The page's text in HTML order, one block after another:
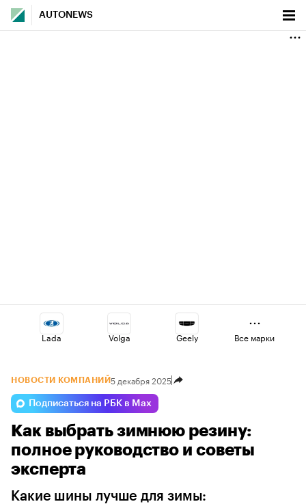
AUTONEWS
Lada Volga Geely
Changan Voyah Jaecoo
Haval Esteo Omoda
Все марки
НОВОСТИ КОМПАНИЙ5 декабря 2025
Подписаться на РБК в Max
Как выбрать зимнюю резину:
полное руководство и советы
эксперта
Какие шины лучше для зимы: